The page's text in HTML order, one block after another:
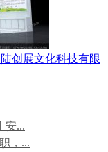
创展文化科技有限
安...
，...